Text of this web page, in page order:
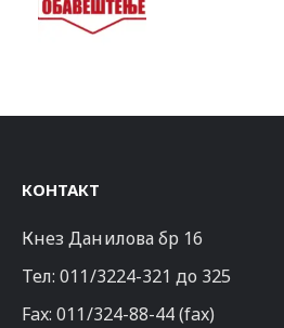
КОНТАКТ
Кнез Данилова бр 16
Тел:011/3224-321 до 325
Fax: 011/324-88-44 (fax)